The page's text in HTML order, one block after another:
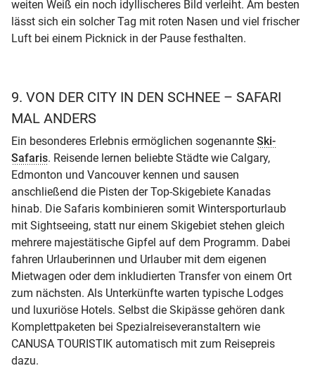
weiten Weiß ein noch idyllischeres Bild verleiht. Am besten
lässt sich ein solcher Tag mit roten Nasen und viel frischer
Luft bei einem Picknick in der Pause festhalten.
9. VON DER CITY IN DEN SCHNEE – SAFARI
MAL ANDERS
Ein besonderes Erlebnis ermöglichen sogenannte Ski-
Safaris. Reisende lernen beliebte Städte wie Calgary,
Edmonton und Vancouver kennen und sausen
anschließend die Pisten der Top-Skigebiete Kanadas
hinab. Die Safaris kombinieren somit Wintersporturlaub
mit Sightseeing, statt nur einem Skigebiet stehen gleich
mehrere majestätische Gipfel auf dem Programm. Dabei
fahren Urlauberinnen und Urlauber mit dem eigenen
Mietwagen oder dem inkludierten Transfer von einem Ort
zum nächsten. Als Unterkünfte warten typische Lodges
und luxuriöse Hotels. Selbst die Skipässe gehören dank
Komplettpaketen bei Spezialreiseveranstaltern wie
CANUSA TOURISTIK automatisch mit zum Reisepreis
dazu.